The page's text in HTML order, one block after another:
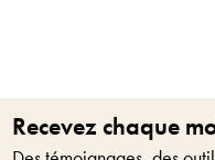
Recevez chaque